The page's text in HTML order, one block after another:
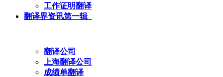
工作证明翻译
翻译界资讯第一辑
翻译公司
上海翻译公司
成绩单翻译